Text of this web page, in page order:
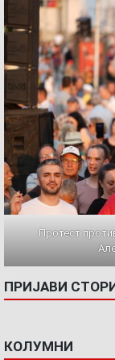
Протест
ПРИЈАВИ
КОЛУМНИ